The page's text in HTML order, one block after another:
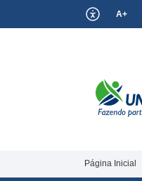
A+
Página Inicial